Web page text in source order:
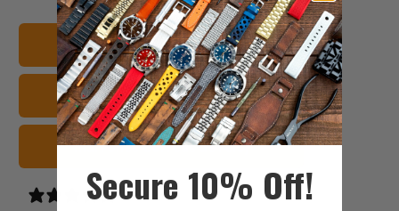
en
Twitter
en
Facebook
en
Pinterest
to
a
friend
Ver todas las correas
Cuero Correas de reloj
marrones Correas de reloj
0 reviews
Secure 10% Off!